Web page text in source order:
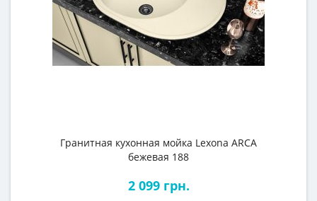
Гранитная кухонная мойка Lexona ARCA
бежевая 188
2 099 грн.